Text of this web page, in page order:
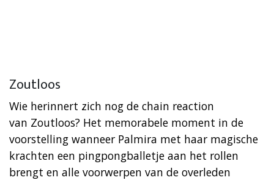
Zoutloos
Wie herinnert zich nog de chain reaction
van Zoutloos? Het memorabele moment in de
voorstelling wanneer Palmira met haar magische
krachten een pingpongballetje aan het rollen
brengt en alle voorwerpen van de overleden